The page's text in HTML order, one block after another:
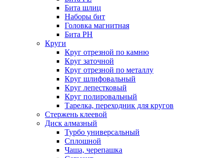
Бита шлиц
Наборы бит
Головка магнитная
Бита PH
Круги
Круг отрезной по камню
Круг заточной
Круг отрезной по металлу
Круг шлифовальный
Круг лепестковый
Круг полировальный
Тарелка, переходник для кругов
Стержень клеевой
Диск алмазный
Турбо универсальный
Сплошной
Чаша, черепашка